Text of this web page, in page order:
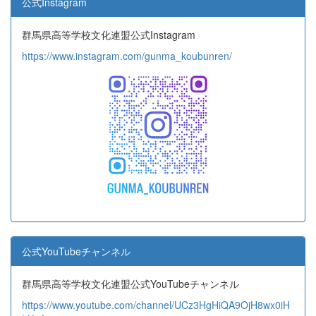
群馬県高等学校文化連盟公式Instagram
https://www.instagram.com/gunma_koubunren/
公式YouTubeチャンネル
群馬県高等学校文化連盟公式YouTubeチャンネル
https://www.youtube.com/channel/UCz3HgHiQA9OjH8wx0iH